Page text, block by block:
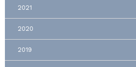
2021
2020
2019